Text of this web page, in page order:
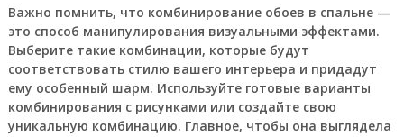
Важно помнить, что комбинирование обоев в спальне —
это способ манипулирования визуальными эффектами.
Выберите такие комбинации, которые будут
соответствовать стилю вашего интерьера и придадут
ему особенный шарм. Используйте готовые варианты
комбинирования с рисунками или создайте свою
уникальную комбинацию. Главное, чтобы она выглядела